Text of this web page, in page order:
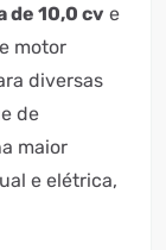
de 10,0 cv e
motor
diversas
de
maior
e elétrica,